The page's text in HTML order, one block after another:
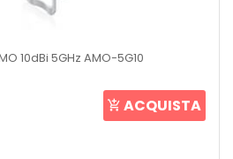
10dBi 5GHz AMO-5G10
ACQUISTA